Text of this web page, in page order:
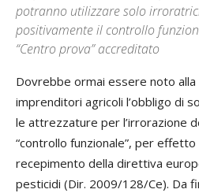
potranno utilizzare solo
positivamente il controllo
“Centro prova” accreditato
Dovrebbe ormai essere noto
imprenditori agricoli l’obbligo di
le attrezzature per l’irrorazione
“controllo funzionale”, per
recepimento della direttiva
pesticidi (Dir. 2009/128/Ce). Da